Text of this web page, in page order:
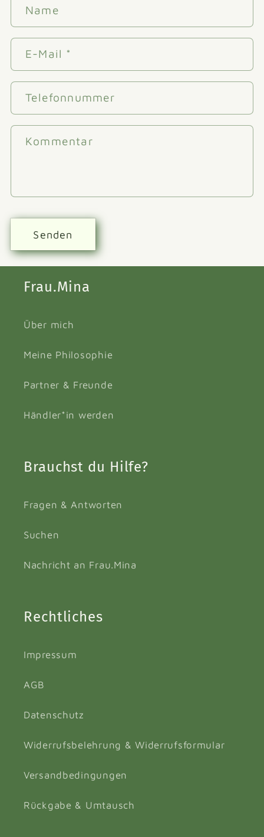
Name
E-Mail *
Telefonnummer
Kommentar
Senden
Frau.Mina
Über mich
Meine Philosophie
Partner & Freunde
Händler*in werden
Brauchst du Hilfe?
Fragen & Antworten
Suchen
Nachricht an Frau.Mina
Rechtliches
Impressum
AGB
Datenschutz
Widerrufsbelehrung & Widerrufsformular
Versandbedingungen
Rückgabe & Umtausch